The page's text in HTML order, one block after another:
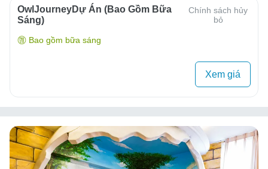
OwlJourneyDự Án (Bao Gồm Bữa
Sáng)
Chính sách hủy
bỏ
Bao gồm bữa sáng
Xem giá